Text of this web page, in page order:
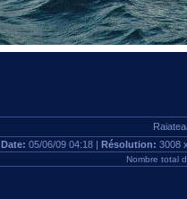
Date: 05/06/09 04:18 | Résolution: 3008
Nombre total